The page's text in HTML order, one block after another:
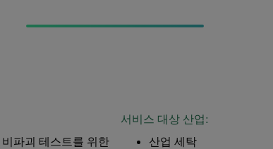
파괴 테스트를 위한
서비스 대상 산업:
산업 세탁